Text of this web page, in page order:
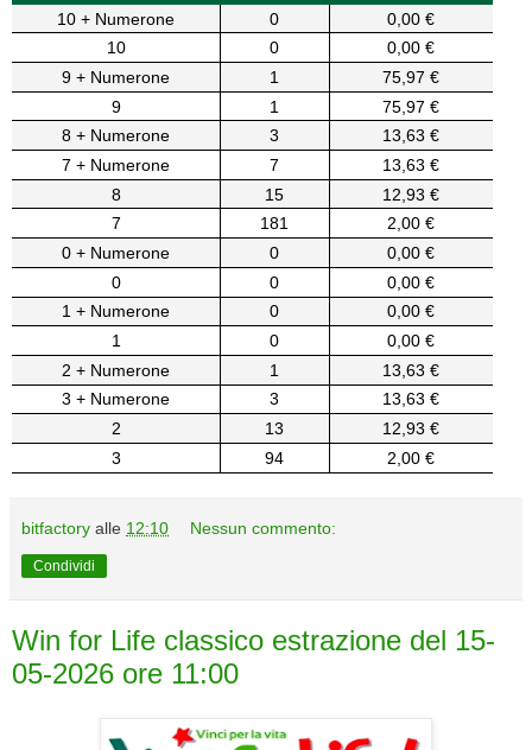
10 + Numerone
0
0,00 €
10
0
0,00 €
9 + Numerone
1
75,97 €
9
1
75,97 €
8 + Numerone
3
13,63 €
7 + Numerone
7
13,63 €
8
15
12,93 €
7
181
2,00 €
0 + Numerone
0
0,00 €
0
0
0,00 €
1 + Numerone
0
0,00 €
1
0
0,00 €
2 + Numerone
1
13,63 €
3 + Numerone
3
13,63 €
2
13
12,93 €
3
94 2,00 €
bitfactory alle 12:10 Nessun commento:
Condividi
Win for Life classico estrazione del 15-
05-2026 ore 11:00